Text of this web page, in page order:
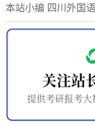
本站小编 四川外国